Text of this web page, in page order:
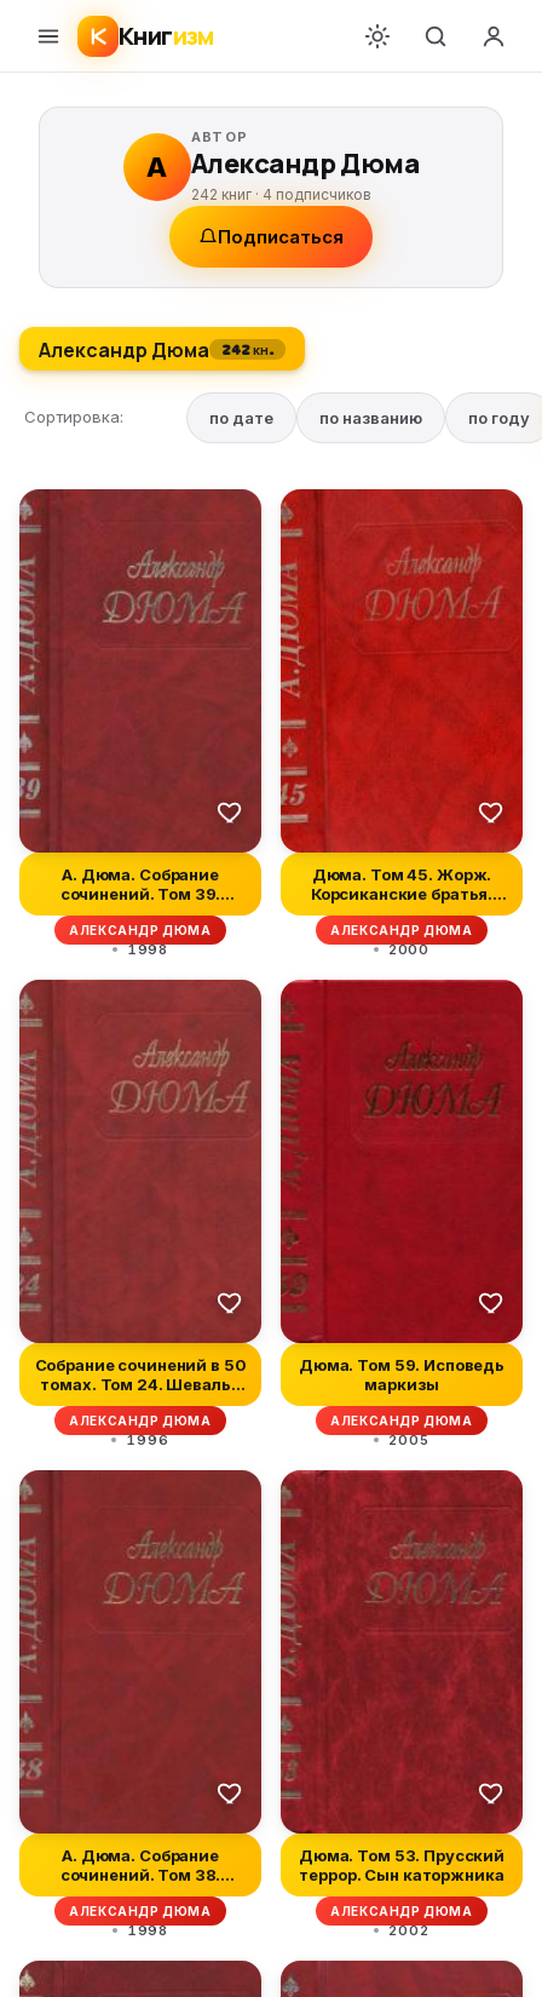
Книгизм
А
АВТОР
Александр Дюма
242 книг · 4подписчиков
Подписаться
Александр Дюма 242 кн.
Сортировка: по дате по названию по году
А. Дюма. Собрание
сочинений. Том 39.
Воспоминания...
АЛЕКСАНДР ДЮМА
1998
Дюма. Том 45. Жорж.
Корсиканские братья.
Габриел Л...
АЛЕКСАНДР ДЮМА
2000
Собрание сочинений в 50
томах. Том 24. Шевалье
де...
АЛЕКСАНДР ДЮМА
1996
Дюма. Том 59. Исповедь
маркизы
АЛЕКСАНДР ДЮМА
2005
А. Дюма. Собрание
сочинений. Том 38.
Красный сфинк...
АЛЕКСАНДР ДЮМА
1998
Дюма. Том 53. Прусский
террор. Сын каторжника
АЛЕКСАНДР ДЮМА
2002